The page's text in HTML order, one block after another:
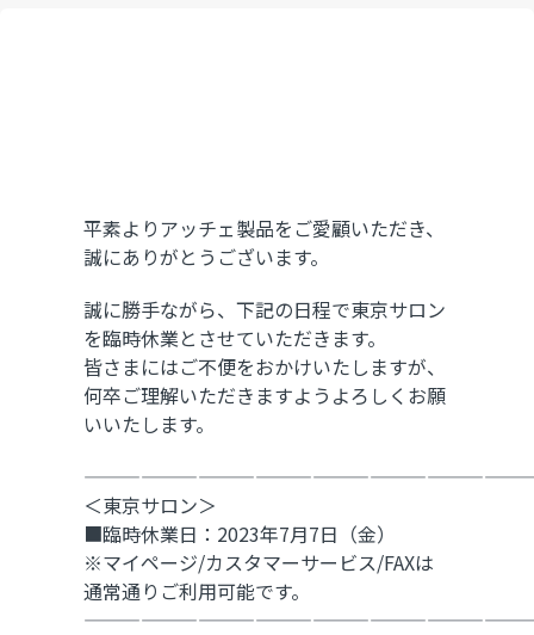
平素よりアッチェ製品をご愛顧いただき、
誠にありがとうございます。
誠に勝手ながら、下記の日程で東京サロン
を臨時休業とさせていただきます。
皆さまにはご不便をおかけいたしますが、
何卒ご理解いただきますようよろしくお願
いいたします。
＜東京サロン＞
■臨時休業日：2023年7月7日（金）
※マイページ/カスタマーサービス/FAXは
通常通りご利用可能です。